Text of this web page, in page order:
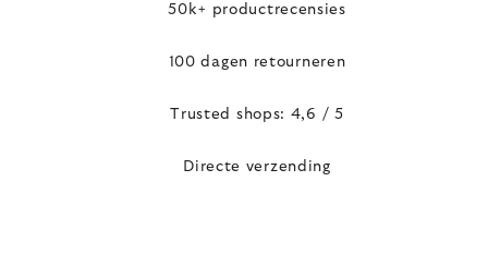
50k+ productrecensies
100 dagen retourneren
Trusted shops: 4,6 / 5
Directe verzending